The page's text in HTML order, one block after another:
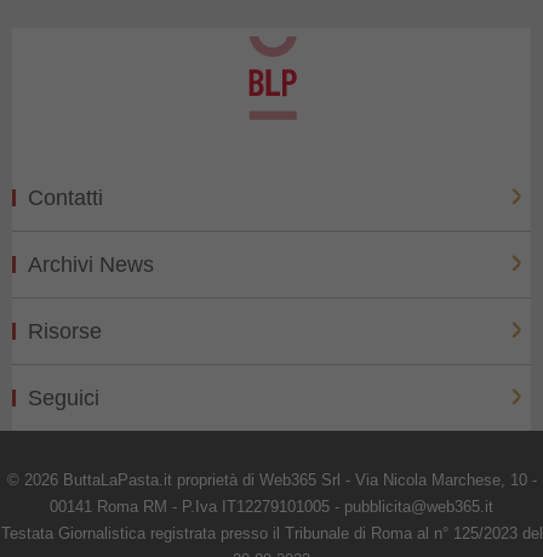
Contatti
Archivi News
Risorse
Seguici
© 2026 ButtaLaPasta.it proprietà di Web365 Srl - Via Nicola Marchese, 10 -
00141 Roma RM - P.Iva IT12279101005 - pubblicita@web365.it
Testata Giornalistica registrata presso il Tribunale di Roma al n° 125/2023 del